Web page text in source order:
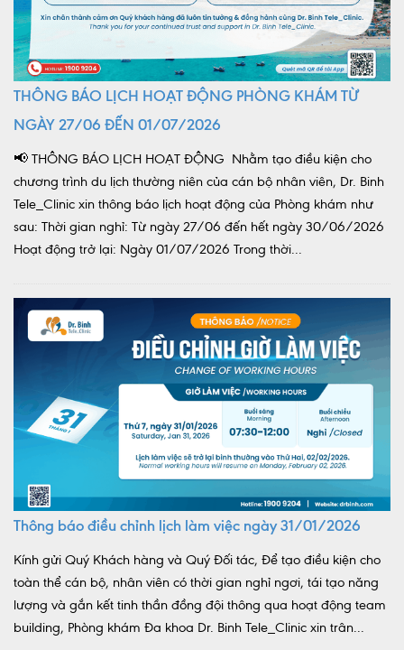
THÔNG BÁO LỊCH HOẠT ĐỘNG PHÒNG KHÁM TỪ
NGÀY 27/06 ĐẾN 01/07/2026
📢 THÔNG BÁO LỊCH HOẠT ĐỘNG Nhằm tạo điều kiện cho
chương trình du lịch thường niên của cán bộ nhân viên, Dr. Binh
Tele_Clinic xin thông báo lịch hoạt động của Phòng khám như
sau: Thời gian nghỉ: Từ ngày 27/06 đến hết ngày 30/06/2026
Hoạt động trở lại: Ngày 01/07/2026 Trong thời...
Thông báo điều chỉnh lịch làm việc ngày 31/01/2026
Kính gửi Quý Khách hàng và Quý Đối tác, Để tạo điều kiện cho
toàn thể cán bộ, nhân viên có thời gian nghỉ ngơi, tái tạo năng
lượng và gắn kết tinh thần đồng đội thông qua hoạt động team
building, Phòng khám Đa khoa Dr. Binh Tele_Clinic xin trân...